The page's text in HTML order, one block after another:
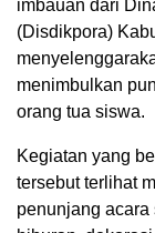
imbauan dari
(Disdikpora)
menimbulkan
orang tua siswa.
Kegiatan yang
tersebut terlihat
penunjang acara